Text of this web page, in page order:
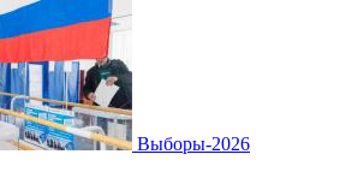
Выборы-2026